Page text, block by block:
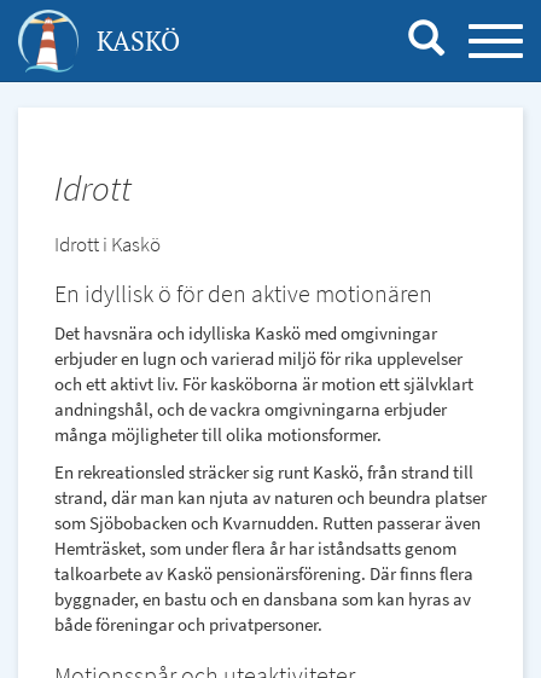
Hoppa
till
huvudinnehåll
KASKÖ
Idrott
Idrott i Kaskö
En idyllisk ö för den aktive motionären
Det havsnära och idylliska Kaskö med omgivningar
erbjuder en lugn och varierad miljö för rika upplevelser
och ett aktivt liv. För kasköborna är motion ett självklart
andningshål, och de vackra omgivningarna erbjuder
många möjligheter till olika motionsformer.
En rekreationsled sträcker sig runt Kaskö, från strand till
strand, där man kan njuta av naturen och beundra platser
som Sjöbobacken och Kvarnudden. Rutten passerar även
Hemträsket, som under flera år har iståndsatts genom
talkoarbete av Kaskö pensionärsförening. Där finns flera
byggnader, en bastu och en dansbana som kan hyras av
både föreningar och privatpersoner.